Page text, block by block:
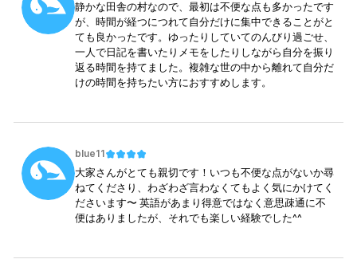
静かな田舎の村なので、最初は不便な点も多かったです
が、時間が経つにつれて自分だけに集中できることがと
ても良かったです。ゆったりしていてのんびり過ごせ、
一人で日記を書いたりメモをしたりしながら自分を振り
返る時間を持てました。複雑な世の中から離れて自分だ
けの時間を持ちたい方におすすめします。
blue11
大家さんがとても親切です！いつも不便な点がないか尋
ねてくださり、わざわざ言わなくてもよく気にかけてく
ださいます〜 英語があまり得意ではなく意思疎通に不
便はありましたが、それでも楽しい経験でした^^